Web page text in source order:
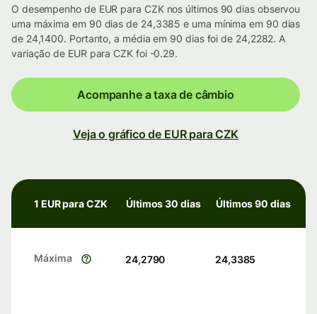
O desempenho de EUR para CZK nos últimos 90 dias observou
uma máxima em 90 dias de 24,3385 e uma mínima em 90 dias
de 24,1400. Portanto, a média em 90 dias foi de 24,2282. A
variação de EUR para CZK foi -0.29.
Acompanhe a taxa de câmbio
Veja o gráfico de EUR para CZK
1 EUR para CZK Últimos 30 dias Últimos 90 dias
Máxima 24,2790 24,3385